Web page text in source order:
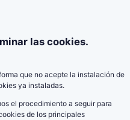
las cookies.
que no acepte la instalación de
ya instaladas.
el procedimiento a seguir para
de los principales